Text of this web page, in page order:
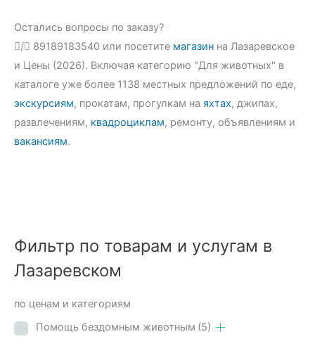
Фильтр по товарам и услугам в
Лазаревском
по ценам и категориям
Помощь бездомным животным (5)
Остались вопросы по заказу?
/
89189183540 или посетите магазин на Лазаревское
и Цены (2026). Включая категорию "Для животных" в
каталоге уже более 1138 местных предложений по еде,
экскурсиям, прокатам, прогулкам на яхтах, джипах,
развлечениям, квадроциклам, ремонту, объявлениям и
вакансиям.